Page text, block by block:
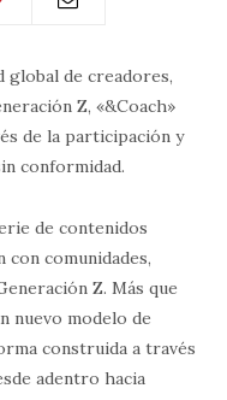
global de creadores,
Z, «&Coach»
de la participación y
conformidad.
de contenidos
con comunidades,
Z. Más que
nuevo modelo de
construida a través
adentro hacia